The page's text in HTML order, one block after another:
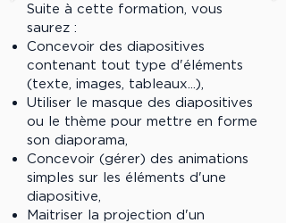
Suite à cette formation, vous
saurez :
Concevoir des diapositives
contenant tout type d'éléments
(texte, images, tableaux...),
Utiliser le masque des diapositives
ou le thème pour mettre en forme
son diaporama,
Concevoir (gérer) des animations
simples sur les éléments d'une
diapositive,
Maitriser la projection d'un